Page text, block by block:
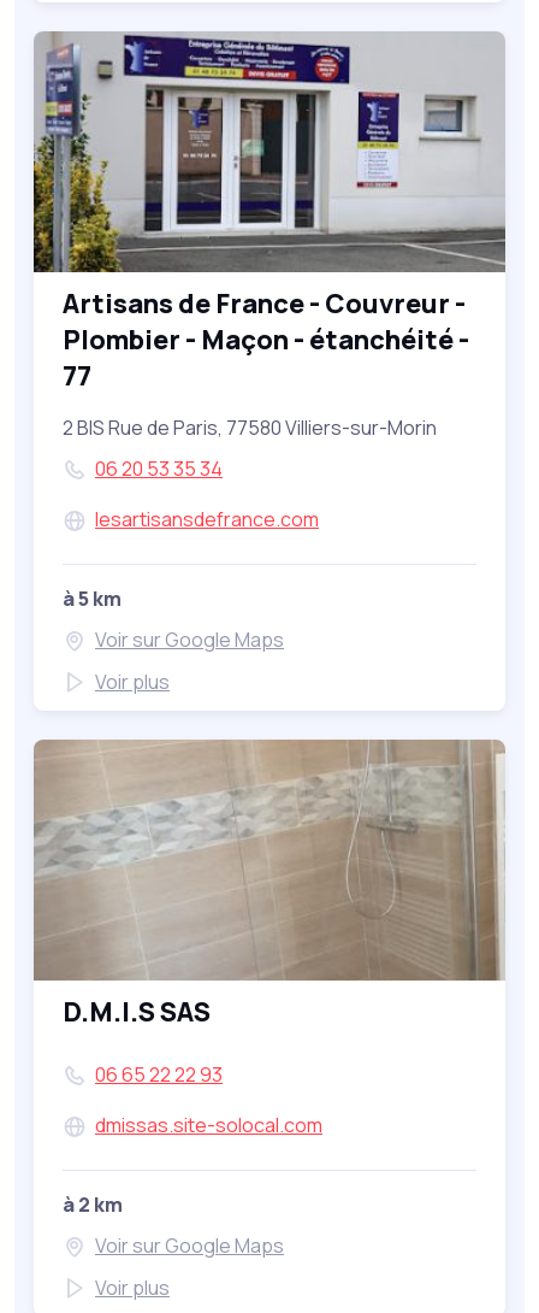
Artisans de France - Couvreur -
Plombier - Maçon - étanchéité -
77
2 BIS Rue de Paris, 77580 Villiers-sur-Morin
06 20 53 35 34
lesartisansdefrance.com
à 5 km
Voir sur Google Maps
Voir plus
D.M.I.S SAS
06 65 22 22 93
dmissas.site-solocal.com
à 2 km
Voir sur Google Maps
Voir plus